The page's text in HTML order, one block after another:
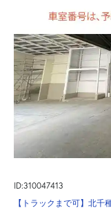
ID:310047413
【トラックまで可】北千